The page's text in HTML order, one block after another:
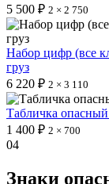
5 500 ₽ 2 × 2 750
Набор цифр (все
груз
6 220 ₽ 2 × 3 110
Табличка опасный
1 400 ₽ 2 × 700
04
Знаки